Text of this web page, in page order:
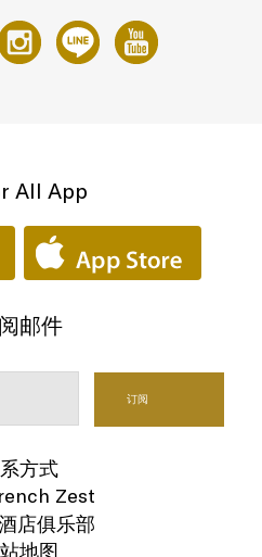
All App
邮件
方式
Zest
店俱乐部
地图